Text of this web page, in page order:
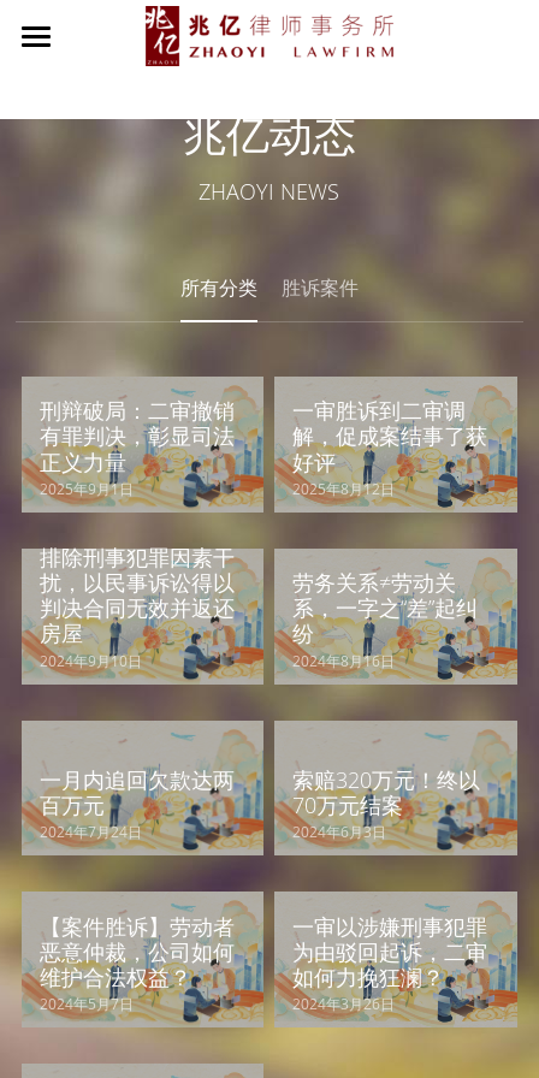
组织架构
业务范围
社会责任
军人之家
兆亿动态
ZHAOYI NEWS
所有分类 胜诉案件
刑辩破局：二审撤销
有罪判决，彰显司法
正义力量
2025年9月1日
一审胜诉到二审调
解，促成案结事了获
好评
2025年8月12日
排除刑事犯罪因素干
扰，以民事诉讼得以
判决合同无效并返还
房屋
2024年9月10日
劳务关系≠劳动关
系，一字之“差”起纠
纷
2024年8月16日
一月内追回欠款达两
百万元
2024年7月24日
索赔320万元！终以
70万元结案
2024年6月3日
【案件胜诉】劳动者
恶意仲裁，公司如何
维护合法权益？
2024年5月7日
一审以涉嫌刑事犯罪
为由驳回起诉，二审
如何力挽狂澜？
2024年3月26日